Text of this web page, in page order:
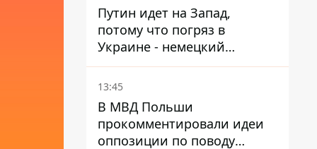
Путин идет на Запад,
потому что погряз в
Украине - немецкий
политик высказался о
планах РФ
13:45
В МВД Польши
прокомментировали идеи
оппозиции по поводу